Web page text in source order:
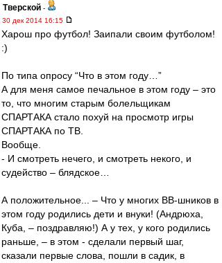
Тверской -
30 дек 2014 16:15
Харош про футбол! Заипали своим футболом!
:)
По типа опросу “Что в этом году…”
А для меня самое печальное в этом году – это
то, что многим старым болельщикам
СПАРТАКА стало похуй на просмотр игры
СПАРТАКА по ТВ.
Вообще.
- И смотреть нечего, и смотреть некого, и
судейство – блядское…
А положительное... – Что у многих ВВ-шников в
этом году родились дети и внуки! (Андрюха,
Куба, – поздравляю!) А у тех, у кого родились
раньше, – в этом - сделали первый шаг,
сказали первые слова, пошли в садик, в